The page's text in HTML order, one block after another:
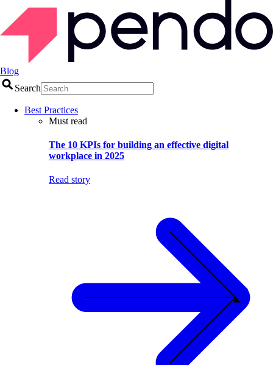
Blog
Search
Best Practices
Must read
The 10 KPIs for building an effective digital
workplace in 2025
Read story